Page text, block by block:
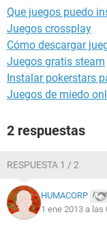
Que juegos puedo
Juegos crossplay
Cómo descargar
Juegos gratis steam
Instalar pokerstars
Juegos de miedo
2 respuestas
RESPUESTA 1 / 2
HUMACORP
1 ene 2013 a las